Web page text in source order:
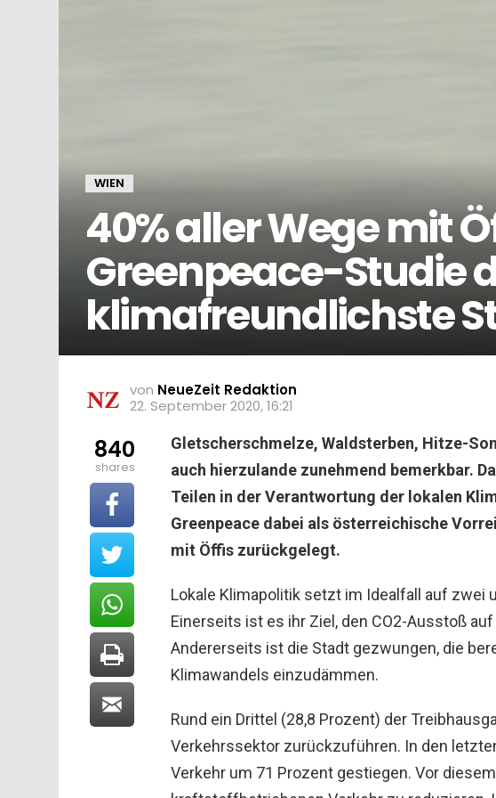
WIEN
40% aller Wege mit
Greenpeace-Studie
klimafreundlichste
von NeueZeit Redaktion
22. September 2020, 16:21
Gletscherschmelze, Waldsterben, Hitze-
auch hierzulande zunehmend bemerkbar.
Teilen in der Verantwortung der lokalen
Greenpeace dabei als österreichische
mit Öffis zurückgelegt.
Lokale Klimapolitik setzt im Idealfall auf zwei
Einerseits ist es ihr Ziel, den CO2-Ausstoß
Andererseits ist die Stadt gezwungen, die
Klimawandels einzudämmen.
Rund ein Drittel (28,8 Prozent) der
Verkehrssektor zurückzuführen. In den
Verkehr um 71 Prozent gestiegen. Vor
840
shares